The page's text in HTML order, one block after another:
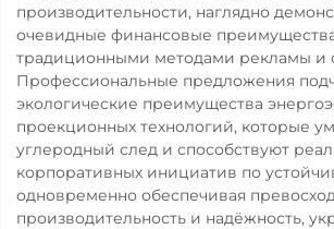
производительности, наглядно
очевидные финансовые
традиционными методами рекламы и
Профессиональные предложения
экологические преимущества
проекционных технологий, которые
углеродный след и способствуют
корпоративных инициатив по
одновременно обеспечивая
производительность и надёжность,